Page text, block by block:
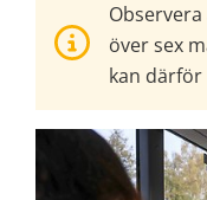
över sex
kan därför